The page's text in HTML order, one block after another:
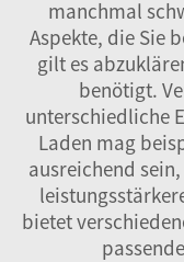
manchmal
Aspekte, die Sie
gilt es
benötigt.
unterschiedliche
Laden mag
ausreichend
bietet